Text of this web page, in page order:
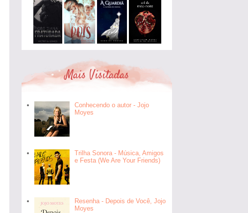
Mais Visitadas
Conhecendo o autor - Jojo
Moyes
Trilha Sonora - Música, Amigos
e Festa (We Are Your Friends)
Resenha - Depois de Você, Jojo
Moyes